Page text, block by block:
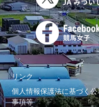
リンク
個人情報保護法に基づく公
事項等